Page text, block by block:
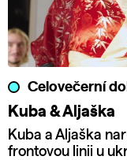
Celovečerní
Kuba & Aljaška
Kuba a Aljaška
frontovou linii u